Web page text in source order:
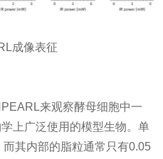
成像表征
来观察酵母细胞中一
上广泛使用的模型生物。单
其内部的脂粒通常只有0.05